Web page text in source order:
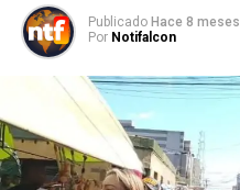
Publicado Hace 8 meses
Por Notifalcon